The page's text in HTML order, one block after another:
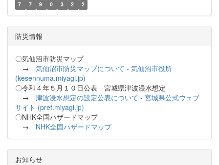
7 7 9 0 3 2 2
防災情報
〇気仙沼市防災マップ
→ 気仙沼市防災マップについて - 気仙沼市役所
(kesennuma.miyagi.jp)
〇令和４年５月１０日公表 宮城県津波浸水想定
→ 津波浸水想定の設定公表について - 宮城県公式ウェブ
サイト (pref.miyagi.jp)
〇NHK全国ハザードマップ
→ NHK全国ハザードマップ
お知らせ